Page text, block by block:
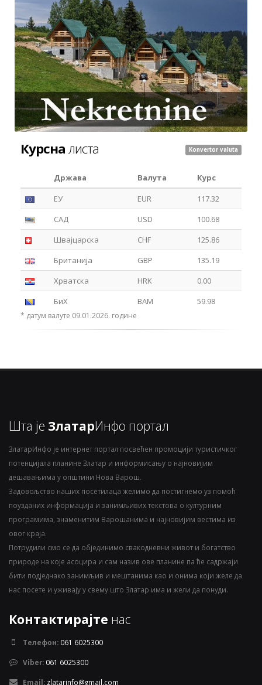
Курсна листа Konvertor valuta
Држава Валута
Курс
ЕУ
EUR
117.32
САД
USD
100.68
Швајцарска
CHF
125.86
Британија
GBP
135.19
Хрватска
HRK
0.00
БиХ
BAM 59.98
* датум валуте 09.01.2026. године
Шта је ЗлатарИнфо портал
ЗлатарИнфо је интернет портал посвећен промоцији туристичког
потенцијала планине Златар и информисању о најновијим
дешавањима у општини Нова Варош.
Задовољство наших посетилаца желимо да постигнемо уз помоћ
поузданих информација и занимљивих текстова о културним
програмима, знаменитим Варошанима и најновијим вестима из
овог краја.
Потрудили смо се да објединимо свакодневни живот и богатство
природе на које асоцира и сам назив ове планине па ће садржаји
бити подједнако занимљив и мештанима као и онима који желе да
нас посете и уживају у свему што Златар има и жели да понуди.
Контактирајте нас
Телефон: 061 6025300
Viber: 061 6025300
Email: zlatarinfo@gmail.com